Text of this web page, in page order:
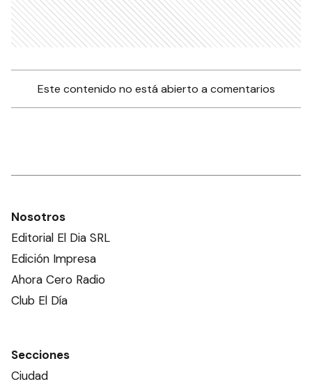
Este contenido no está abierto a comentarios
Nosotros
Editorial El Dia SRL
Edición Impresa
Ahora Cero Radio
Club El Día
Secciones
Ciudad